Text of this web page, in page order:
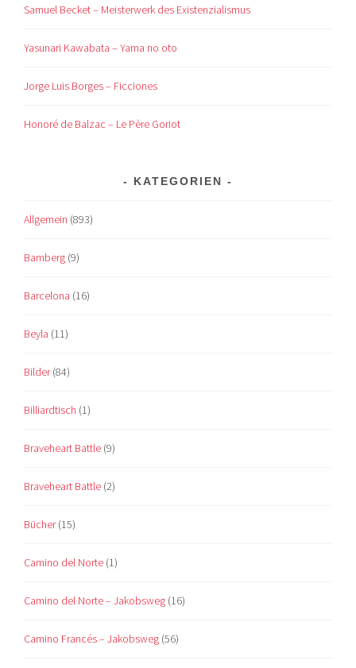
Samuel Becket – Meisterwerk des Existenzialismus
Yasunari Kawabata – Yama no oto
Jorge Luis Borges – Ficciones
Honoré de Balzac – Le Père Goriot
KATEGORIEN
Allgemein (893)
Bamberg (9)
Barcelona (16)
Beyla (11)
Bilder(84)
Billiardtisch (1)
Braveheart Battle (9)
Braveheart Battle (2)
Bücher(15)
Camino del Norte (1)
Camino del Norte – Jakobsweg (16)
Camino Francés – Jakobsweg (56)